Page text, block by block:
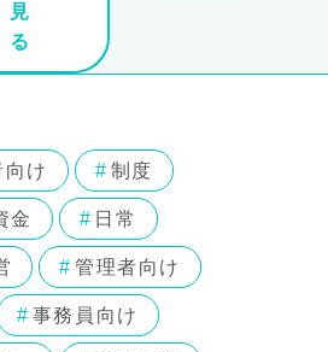
見
る
け 制度
金 日常
管理者向け
事務員向け